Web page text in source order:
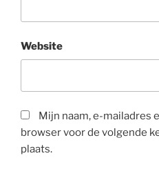
Website
Mijn naam, e-mailadres
browser voor de volgende
plaats.